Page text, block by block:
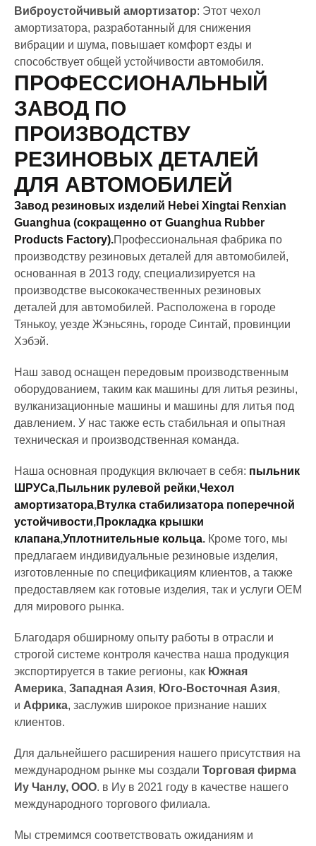
Виброустойчивый амортизатор: Этот чехол
амортизатора, разработанный для снижения
вибрации и шума, повышает комфорт езды и
способствует общей устойчивости автомобиля.
ПРОФЕССИОНАЛЬНЫЙ
ЗАВОД ПО
ПРОИЗВОДСТВУ
РЕЗИНОВЫХ ДЕТАЛЕЙ
ДЛЯ АВТОМОБИЛЕЙ
Завод резиновых изделий Hebei Xingtai Renxian
Guanghua (сокращенно от Guanghua Rubber
Products Factory).Профессиональная фабрика по
производству резиновых деталей для автомобилей,
основанная в 2013 году, специализируется на
производстве высококачественных резиновых
деталей для автомобилей. Расположена в городе
Тянькоу, уезде Жэньсянь, городе Синтай, провинции
Хэбэй.
Наш завод оснащен передовым производственным
оборудованием, таким как машины для литья резины,
вулканизационные машины и машины для литья под
давлением. У нас также есть стабильная и опытная
техническая и производственная команда.
Наша основная продукция включает в себя: пыльник
ШРУСа,Пыльник рулевой рейки,Чехол
амортизатора,Втулка стабилизатора поперечной
устойчивости,Прокладка крышки
клапана,Уплотнительные кольца. Кроме того, мы
предлагаем индивидуальные резиновые изделия,
изготовленные по спецификациям клиентов, а также
предоставляем как готовые изделия, так и услуги OEM
для мирового рынка.
Благодаря обширному опыту работы в отрасли и
строгой системе контроля качества наша продукция
экспортируется в такие регионы, как Южная
Америка, Западная Азия, Юго-Восточная Азия,
и Африка, заслужив широкое признание наших
клиентов.
Для дальнейшего расширения нашего присутствия на
международном рынке мы создали Торговая фирма
Иу Чанлу, ООО. в Иу в 2021 году в качестве нашего
международного торгового филиала.
Мы стремимся соответствовать ожиданиям и